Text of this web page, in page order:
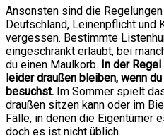
Ansonsten sind die
Deutschland, Leinenpflicht und
vergessen. Bestimmte
eingeschränkt erlaubt, bei
du einen Maulkorb. In der
leider draußen bleiben, wenn
besuchst. Im Sommer spielt
draußen sitzen kann oder im
Fälle, in denen die Eigentümer
doch es ist nicht üblich.